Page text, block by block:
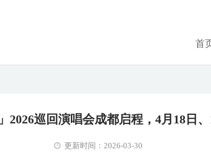
首
2026巡回演唱会成都启程，4月18日
更新时间：2026-03-30